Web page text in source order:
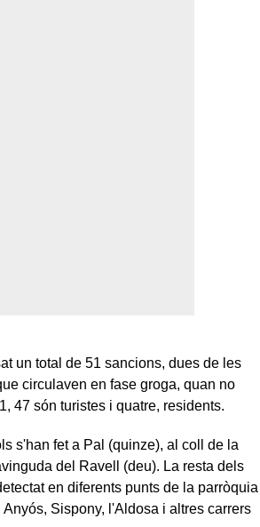
un total de 51 sancions, dues de les
circulaven en fase groga, quan no
47 són turistes i quatre, residents.
s'han fet a Pal (quinze), al coll de la
del Ravell (deu). La resta dels
en diferents punts de la parròquia
Sispony, l'Aldosa i altres carrers